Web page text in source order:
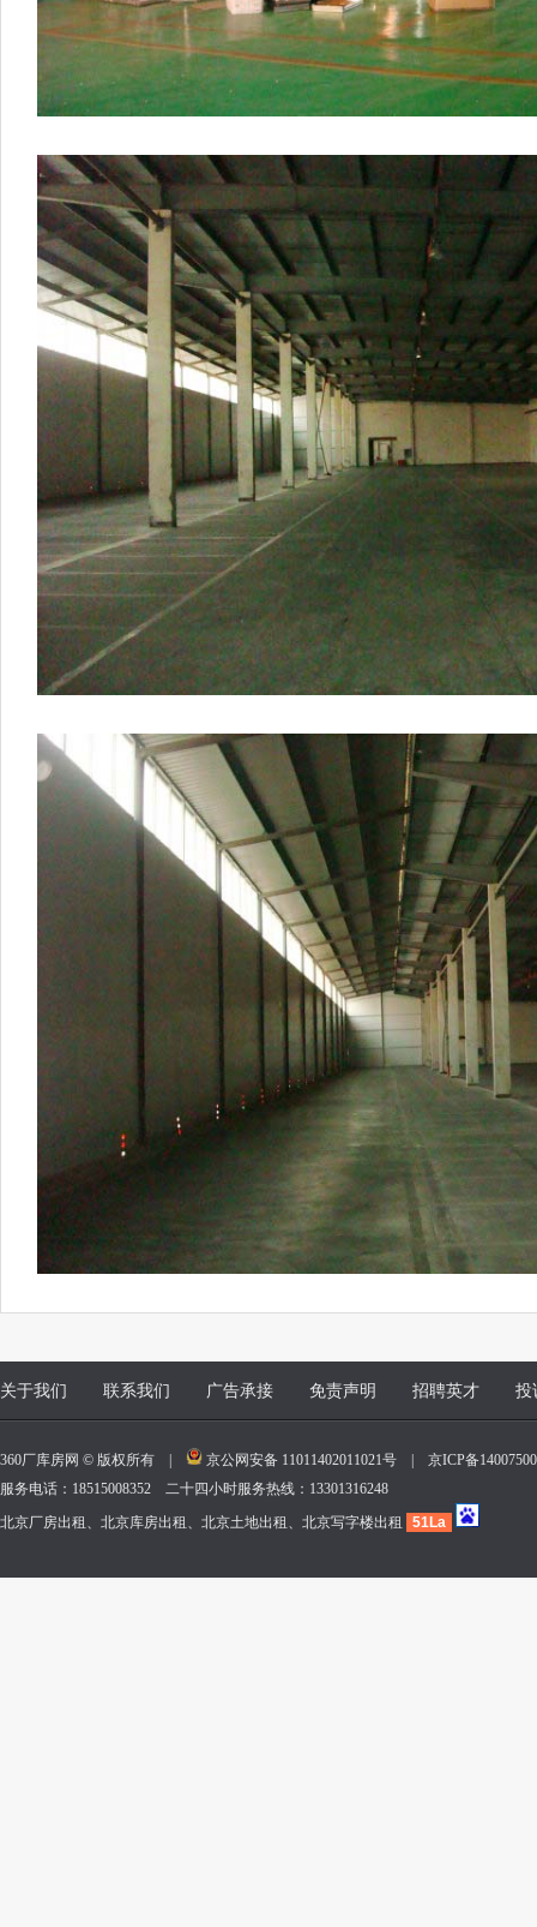
关于我们 联系我们 广告承接 免责声明 招聘英才 投
360厂库房网 © 版权所有 | 京公网安备 11011402011021号
京ICP备
服务电话：18515008352 二十四小时服务热线：13301316248
北京厂房出租、北京库房出租、北京土地出租、北京写字楼出租
51La